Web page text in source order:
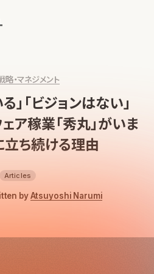
る
・マネジメント
」「ビジョンはない」
ア稼業「秀丸」がいま
ち続ける理由
Articles
byAtsuyoshi Narumi